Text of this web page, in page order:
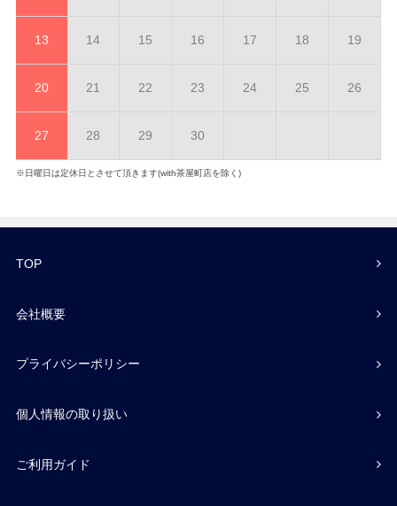
13 14 15 16 17 18 19
20 21 22 23 24 25 26
27 28 29 30
※日曜日は定休日とさせて頂きます(with茶屋町店を除く)
TOP
会社概要
プライバシーポリシー
個人情報の取り扱い
ご利用ガイド